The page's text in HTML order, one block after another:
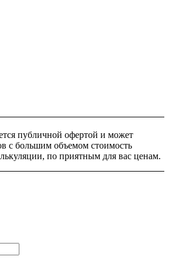
публичной офертой и может
с большим объемом стоимость
по приятным для вас ценам.